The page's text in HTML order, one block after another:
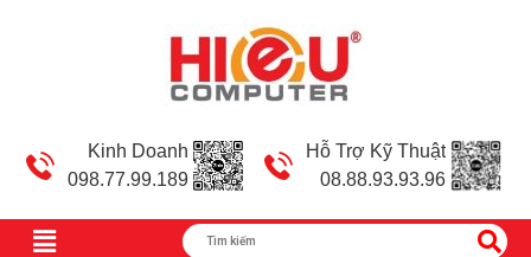
Kinh Doanh
098.77.99.189
Hỗ Trợ Kỹ Thuật
08.88.93.93.96